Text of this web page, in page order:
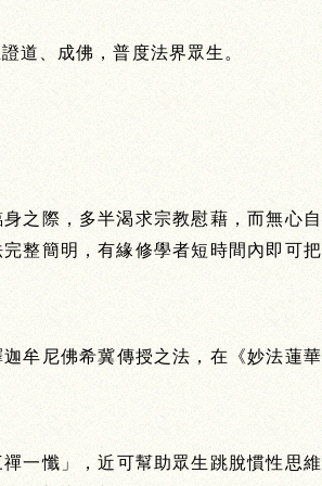
道、成佛，普度法界眾生。
之際，多半渴求宗教慰藉，而無心
整簡明，有緣修學者短時間內即可
牟尼佛希冀傳授之法，在《妙法蓮
一懺」，近可幫助眾生跳脫慣性思